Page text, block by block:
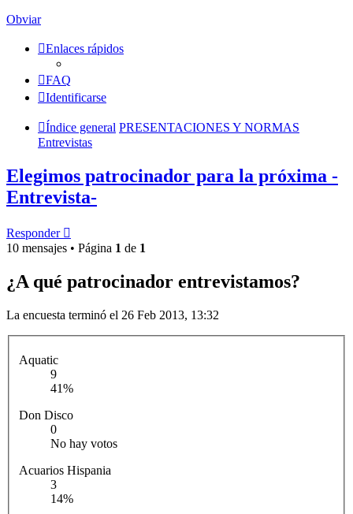
Obviar
Enlaces rápidos
FAQ
Identificarse
Índice general PRESENTACIONES Y NORMAS
Entrevistas
Elegimos patrocinador para la próxima -
Entrevista-
Responder
10 mensajes • Página 1 de 1
¿A qué patrocinador entrevistamos?
La encuesta terminó el 26 Feb 2013, 13:32
Aquatic
9
41%
Don Disco
0
No hay votos
Acuarios Hispania
3
14%